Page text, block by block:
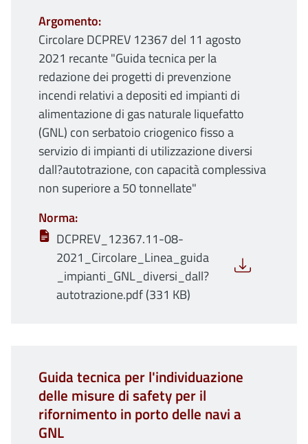
Argomento
Circolare DCPREV 12367 del 11 agosto
2021 recante "Guida tecnica per la
redazione dei progetti di prevenzione
incendi relativi a depositi ed impianti di
alimentazione di gas naturale liquefatto
(GNL) con serbatoio criogenico fisso a
servizio di impianti di utilizzazione diversi
dall?autotrazione, con capacità complessiva
non superiore a 50 tonnellate"
Norma
DCPREV_12367.11-08-
2021_Circolare_Linea_guida
_impianti_GNL_diversi_dall?
autotrazione.pdf (331 KB)
Guida tecnica per l'individuazione
delle misure di safety per il
rifornimento in porto delle navi a
GNL